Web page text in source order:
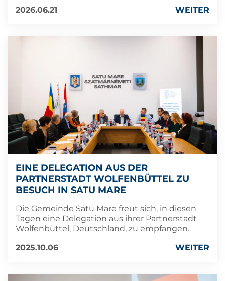
2026.06.21
WEITER
EINE DELEGATION AUS DER
PARTNERSTADT WOLFENBÜTTEL ZU
BESUCH IN SATU MARE
Die Gemeinde Satu Mare freut sich, in diesen
Tagen eine Delegation aus ihrer Partnerstadt
Wolfenbüttel, Deutschland, zu empfangen.
2025.10.06
WEITER